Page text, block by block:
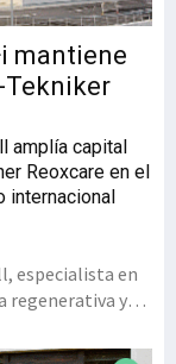
mantiene
Tekniker
amplía capital
Reoxcare en el
internacional
especialista en
regenerativa y
tramo de la